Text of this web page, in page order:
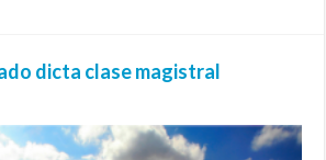
dicta clase magistral